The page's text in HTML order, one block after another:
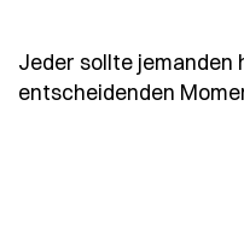
Jeder sollte jemanden
entscheidenden